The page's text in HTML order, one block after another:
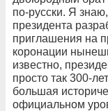
по-русски. Я
президента
приглашения на
коронации
известно,
просто так 300-
большая
официальном